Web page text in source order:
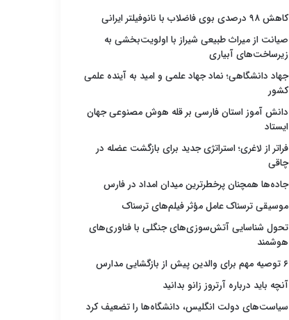
کاهش ۹۸ درصدی بوی فاضلاب با نانوفیلتر ایرانی
صیانت از میراث طبیعی شیراز با اولویت‌بخشی به
زیرساخت‌های آبیاری
جهاد دانشگاهی؛ نماد جهاد علمی و امید به آینده علمی
کشور
دانش آموز استان فارسی بر قله هوش مصنوعی جهان
ایستاد
فراتر از لاغری؛ استراتژی جدید برای بازگشت عضله در
چاقی
جاده‌ها همچنان پرخطرترین میدان امداد در فارس
موسیقی ترسناک عامل مؤثر فیلم‌های ترسناک
تحول شناسایی آتش‌سوزی‌های جنگلی با فناوری‌های
هوشمند
۶ توصیه مهم برای والدین پیش از بازگشایی مدارس
آنچه باید درباره آرتروز زانو بدانید
سیاست‌های دولت انگلیس، دانشگاه‌ها را تضعیف کرد